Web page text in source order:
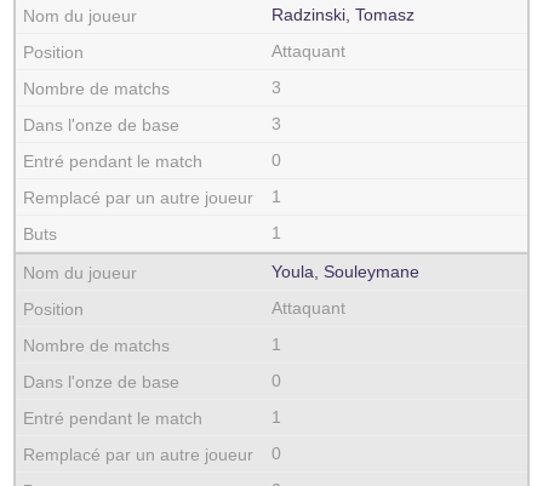
Radzinski, Tomasz
Attaquant
3
3
0
1
1
Youla, Souleymane
Attaquant
1
0
1
0